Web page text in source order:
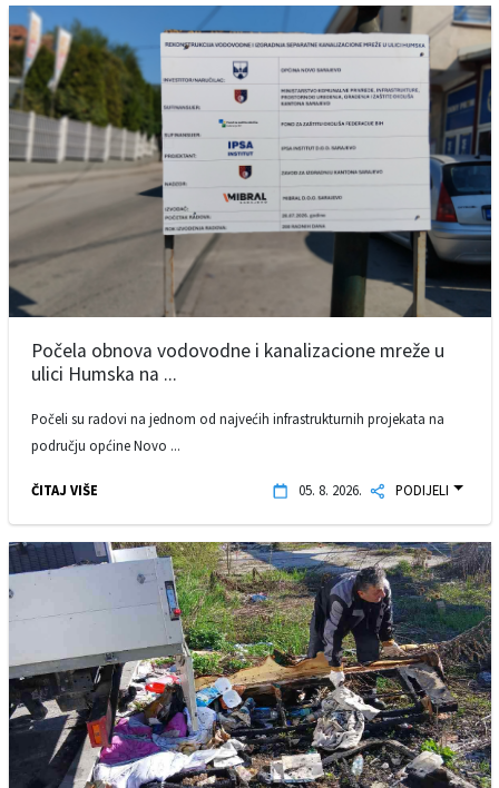
Počela obnova vodovodne i kanalizacione mreže u
ulici Humska na ...
Počeli su radovi na jednom od najvećih infrastrukturnih projekata na
području općine Novo ...
ČITAJ VIŠE 05. 8. 2026. PODIJELI